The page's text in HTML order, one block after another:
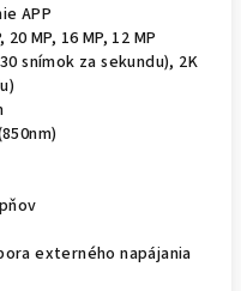
APP
MP, 16 MP, 12 MP
snímok za sekundu), 2K
externého napájania